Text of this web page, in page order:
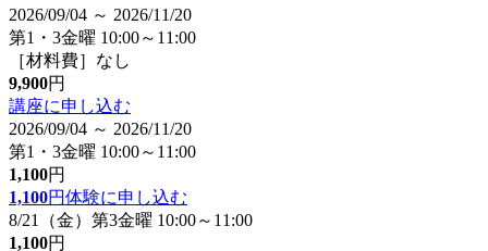
2026/09/04 ～ 2026/11/20
第1・3金曜 10:00～11:00
［材料費］なし
9,900円
講座に申し込む
2026/09/04 ～ 2026/11/20
第1・3金曜 10:00～11:00
1,100円
1,100円体験に申し込む
8/21（金）第3金曜 10:00～11:00
1,100円